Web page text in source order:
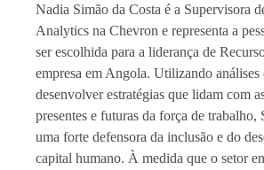
Nadia Simão da Costa é a Supervisora
Analytics na Chevron e representa a
ser escolhida para a liderança de
empresa em Angola. Utilizando análises
desenvolver estratégias que lidam com
presentes e futuras da força de trabalho,
uma forte defensora da inclusão e do
capital humano. À medida que o setor